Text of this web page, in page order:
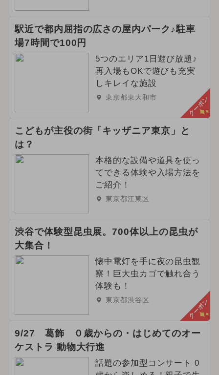
駅近で都内屈指の広さの屋内パーク♪駐車
場7時間で100円
5つのエリア1日遊び放題♪
再入場もOKで遊びも充実
しキレイな施設
東京都東大和市 クーポン
こどもが主役の街「キッザニア東京」と
は？
本格的な設備や道具を使っ
てできる体験や入場方法を
ご紹介！
東京都江東区
渋谷で体験型昆虫展。700体以上の昆虫が
大集合！
懐中電灯を手に夜の昆虫観
察！巨大虫カゴで触れ合う
体験も！
東京都渋谷区 クーポン
9/27 葛飾 ０歳からの・はじめてのオー
ケストラ 動物大行進
話題の参加型コンサート 0